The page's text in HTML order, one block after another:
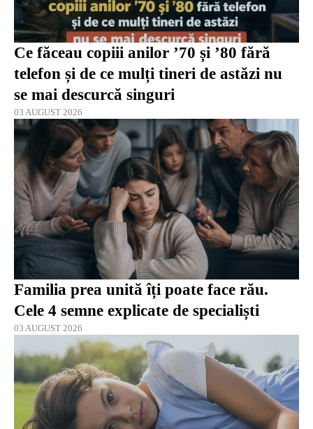
Ce făceau copiii anilor ’70 și ’80 fără
telefon și de ce mulți tineri de astăzi nu
se mai descurcă singuri
03 AUGUST 2026
Familia prea unită îți poate face rău.
Cele 4 semne explicate de specialiști
03 AUGUST 2026